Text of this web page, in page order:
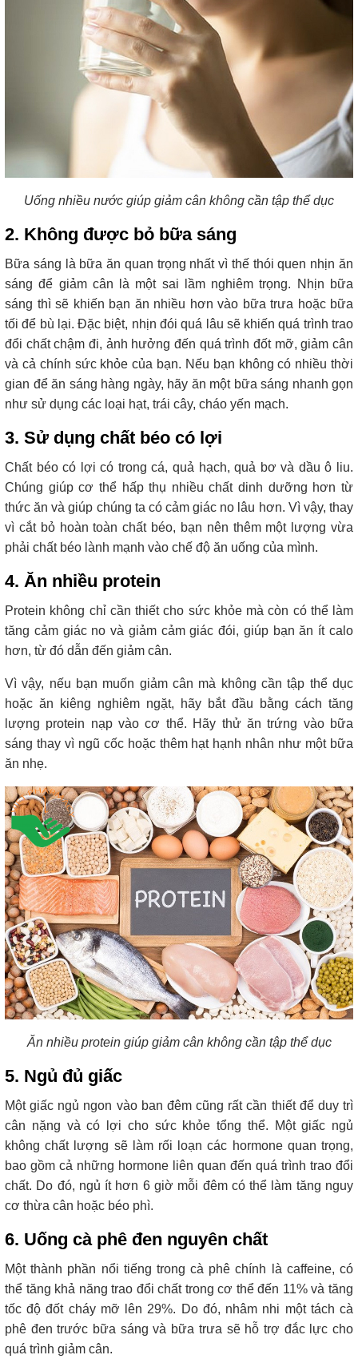
Uống nhiều nước giúp giảm cân không cần tập thể dục
2. Không được bỏ bữa sáng
Bữa sáng là bữa ăn quan trọng nhất vì thế thói quen nhịn ăn
sáng để giảm cân là một sai lầm nghiêm trọng. Nhịn bữa
sáng thì sẽ khiến bạn ăn nhiều hơn vào bữa trưa hoặc bữa
tối để bù lại. Đặc biệt, nhịn đói quá lâu sẽ khiến quá trình trao
đổi chất chậm đi, ảnh hưởng đến quá trình đốt mỡ, giảm cân
và cả chính sức khỏe của bạn. Nếu bạn không có nhiều thời
gian để ăn sáng hàng ngày, hãy ăn một bữa sáng nhanh gọn
như sử dụng các loại hạt, trái cây, cháo yến mạch.
3. Sử dụng chất béo có lợi
Chất béo có lợi có trong cá, quả hạch, quả bơ và dầu ô liu.
Chúng giúp cơ thể hấp thụ nhiều chất dinh dưỡng hơn từ
thức ăn và giúp chúng ta có cảm giác no lâu hơn. Vì vậy, thay
vì cắt bỏ hoàn toàn chất béo, bạn nên thêm một lượng vừa
phải chất béo lành mạnh vào chế độ ăn uống của mình.
4. Ăn nhiều protein
Protein không chỉ cần thiết cho sức khỏe mà còn có thể làm
tăng cảm giác no và giảm cảm giác đói, giúp bạn ăn ít calo
hơn, từ đó dẫn đến giảm cân.
Vì vậy, nếu bạn muốn giảm cân mà không cần tập thể dục
hoặc ăn kiêng nghiêm ngặt, hãy bắt đầu bằng cách tăng
lượng protein nạp vào cơ thể. Hãy thử ăn trứng vào bữa
sáng thay vì ngũ cốc hoặc thêm hạt hạnh nhân như một bữa
ăn nhẹ.
Ăn nhiều protein giúp giảm cân không cần tập thể dục
5. Ngủ đủ giấc
Một giấc ngủ ngon vào ban đêm cũng rất cần thiết để duy trì
cân nặng và có lợi cho sức khỏe tổng thể. Một giấc ngủ
không chất lượng sẽ làm rối loạn các hormone quan trọng,
bao gồm cả những hormone liên quan đến quá trình trao đổi
chất. Do đó, ngủ ít hơn 6 giờ mỗi đêm có thể làm tăng nguy
cơ thừa cân hoặc béo phì.
6. Uống cà phê đen nguyên chất
Một thành phần nổi tiếng trong cà phê chính là caffeine, có
thể tăng khả năng trao đổi chất trong cơ thể đến 11% và tăng
tốc độ đốt cháy mỡ lên 29%. Do đó, nhâm nhi một tách cà
phê đen trước bữa sáng và bữa trưa sẽ hỗ trợ đắc lực cho
quá trình giảm cân.